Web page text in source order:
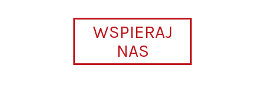
WSPIERAJ
NAS